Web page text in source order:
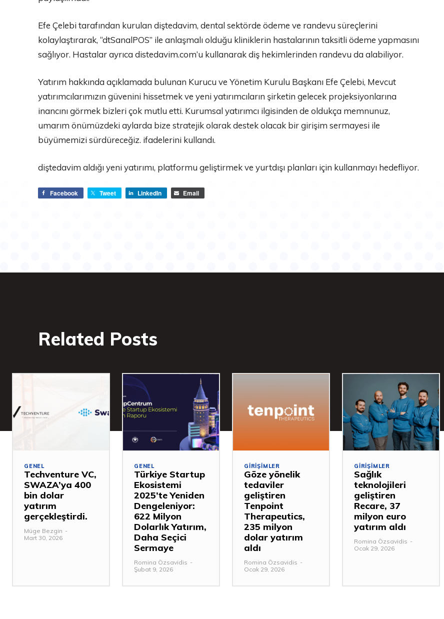
Efe Çelebi tarafından kurulan diştedavim, dental sektörde ödeme ve randevu süreçlerini
kolaylaştırarak, “dtSanalPOS” ile anlaşmalı olduğu kliniklerin hastalarının taksitli ödeme yapmasını
sağlıyor. Hastalar ayrıca distedavim.com’u kullanarak diş hekimlerinden randevu da alabiliyor.
Yatırım hakkında açıklamada bulunan Kurucu ve Yönetim Kurulu Başkanı Efe Çelebi, Mevcut
yatırımcılarımızın güvenini hissetmek ve yeni yatırımcıların şirketin gelecek projeksiyonlarına
inancını görmek bizleri çok mutlu etti. Kurumsal yatırımcı ilgisinden de oldukça memnunuz,
umarım önümüzdeki aylarda bize stratejik olarak destek olacak bir girişim sermayesi ile
büyümemizi sürdüreceğiz. ifadelerini kullandı.
diştedavim aldığı yeni yatırımı, platformu geliştirmek ve yurtdışı planları için kullanmayı hedefliyor.
Facebook Tweet LinkedIn Email
Related Posts
GENEL
Techventure VC,
SWAZA’ya 400
bin dolar
yatırım
gerçekleştirdi.
Müge Bezgin -
Mart 30, 2026
GENEL
Türkiye Startup
Ekosistemi
2025’te Yeniden
Dengeleniyor:
622 Milyon
Dolarlık Yatırım,
Daha Seçici
Sermaye
Romina Özsavidis -
Şubat 9, 2026
GIRIŞIMLER
Göze yönelik
tedaviler
geliştiren
Tenpoint
Therapeutics,
235 milyon
dolar yatırım
aldı
Romina Özsavidis -
Ocak 29, 2026
GIRIŞIMLER
Sağlık
teknolojileri
geliştiren
Recare, 37
milyon euro
yatırım aldı
Romina Özsavidis -
Ocak 29, 2026